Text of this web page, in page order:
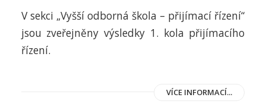
V sekci „Vyšší odborná škola – přijímací řízení“
jsou zveřejněny výsledky 1. kola přijímacího
řízení.
VÍCE INFORMACÍ...